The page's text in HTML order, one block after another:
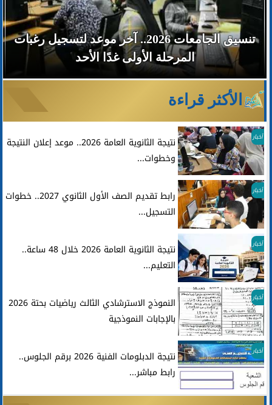
تنسيق الجامعات 2026.. آخر موعد لتسجيل رغبات
المرحلة الأولى غدًا الأحد
الأكثر قراءة
أخبار
نتيجة الثانوية العامة 2026.. موعد إعلان النتيجة
وخطوات...
أخبار
رابط تقديم الصف الأول الثانوي 2027.. خطوات
التسجيل...
أخبار
نتيجة الثانوية العامة 2026 خلال 48 ساعة..
التعليم...
أخبار
النموذج الاسترشادي الثالث رياضيات بحتة 2026
بالإجابات النموذجية
أخبار
نتيجة الدبلومات الفنية 2026 برقم الجلوس..
رابط مباشر...